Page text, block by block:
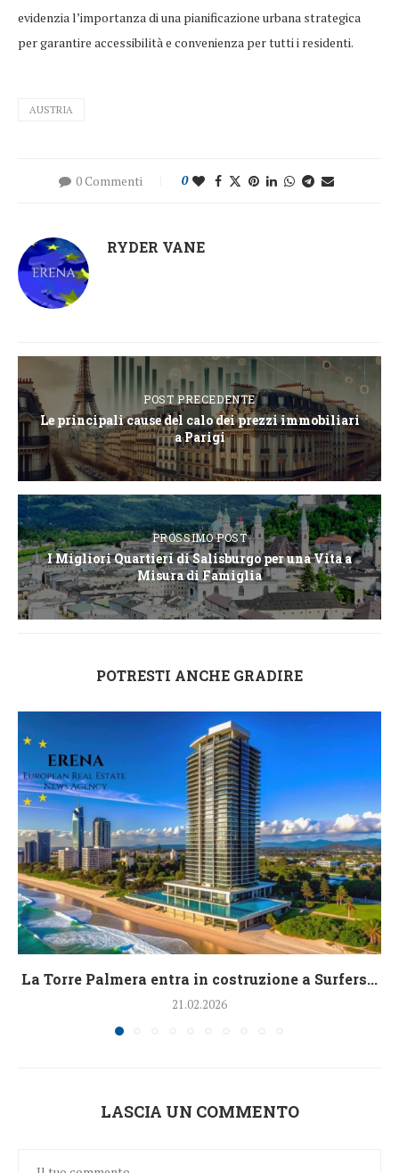
evidenzia l’importanza di una pianificazione urbana strategica
per garantire accessibilità e convenienza per tutti i residenti.
AUSTRIA
0 Commenti 0
RYDER VANE
POST PRECEDENTE
Le principali cause del calo dei prezzi immobiliari
a Parigi
PROSSIMO POST
I Migliori Quartieri di Salisburgo per una Vita a
Misura di Famiglia
POTRESTI ANCHE GRADIRE
La Torre Palmera entra in costruzione a Surfers...
21.02.2026
LASCIA UN COMMENTO